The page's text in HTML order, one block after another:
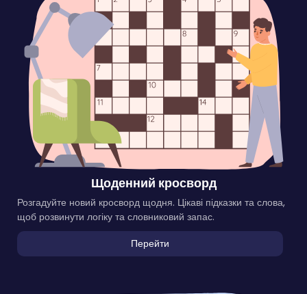
Щоденний кросворд
Розгадуйте новий кросворд щодня. Цікаві підказки та слова,
щоб розвинути логіку та словниковий запас.
Перейти